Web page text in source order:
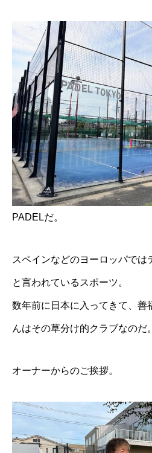
PADELだ。
スペインなどのヨーロッパでは
と言われているスポーツ。
数年前に日本に入ってきて、善
んはその草分け的クラブなのだ。
オーナーからのご挨拶。